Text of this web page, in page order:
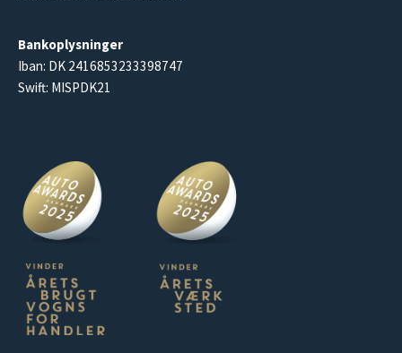
Bankoplysninger
Iban: DK 2416853233398747
Swift: MISPDK21